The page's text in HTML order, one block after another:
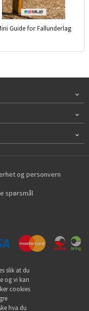
Guide for Fallunderlag
og personvern
spørsmål
slik at du
og vi kan
cookies
hva du